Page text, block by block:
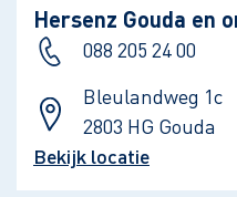
Hersenz Gouda en
088 205 24 00
Bleulandweg 1c
2803 HG Gouda
Bekijk locatie